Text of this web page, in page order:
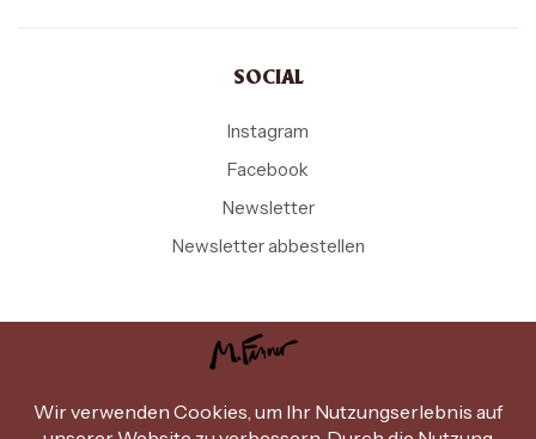
SOCIAL
Instagram
Facebook
Newsletter
Newsletter abbestellen
Copyright Michael Ferner © 2026.Design bymiammiam.at